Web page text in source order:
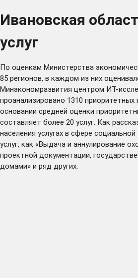
Ивановская
услуг
По оценкам Министерства
85 регионов, в каждом из них
Минэкономразвития центром ИТ-
проанализировано 1310
основании средней оценки
составляет более 20 услуг. Как
населения услугах в сфере
услуг, как «Выдача и аннулирование
проектной документации,
домами» и ряд других.